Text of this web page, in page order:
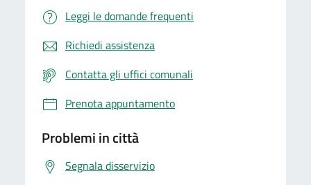
Leggi le domande frequenti
Richiedi assistenza
Contatta gli uffici comunali
Prenota appuntamento
Problemi in città
Segnala disservizio